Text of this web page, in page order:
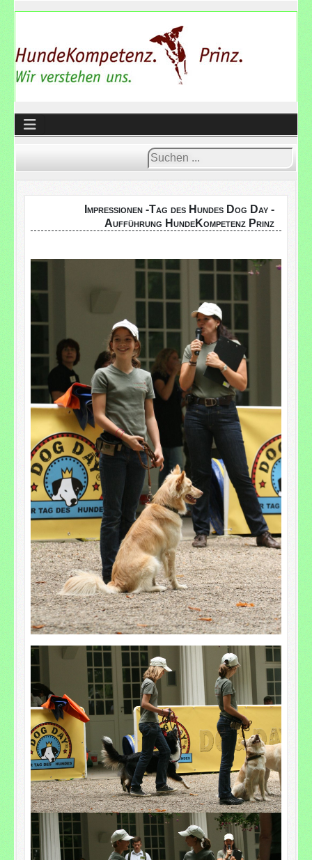
Suchen
...
Impressionen -Tag des Hundes Dog Day -
Aufführung HundeKompetenz Prinz